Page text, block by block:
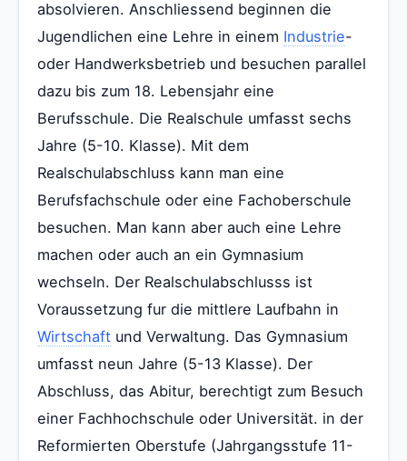
absolvieren. Anschliessend beginnen die
Jugendlichen eine Lehre in einem Industrie-
oder Handwerksbetrieb und besuchen parallel
dazu bis zum 18. Lebensjahr eine
Berufsschule. Die Realschule umfasst sechs
Jahre (5-10. Klasse). Mit dem
Realschulabschluss kann man eine
Berufsfachschule oder eine Fachoberschule
besuchen. Man kann aber auch eine Lehre
machen oder auch an ein Gymnasium
wechseln. Der Realschulabschlusss ist
Voraussetzung fur die mittlere Laufbahn in
Wirtschaft und Verwaltung. Das Gymnasium
umfasst neun Jahre (5-13 Klasse). Der
Abschluss, das Abitur, berechtigt zum Besuch
einer Fachhochschule oder Universität. in der
Reformierten Oberstufe (Jahrgangsstufe 11-